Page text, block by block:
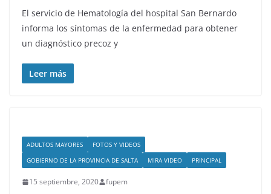
El servicio de Hematología del hospital San Bernardo
informa los síntomas de la enfermedad para obtener
un diagnóstico precoz y
Leer más
ADULTOS MAYORES
FOTOS Y VIDEOS
GOBIERNO DE LA PROVINCIA DE SALTA
MIRA VIDEO PRINCIPAL
15 septiembre, 2020 fupem